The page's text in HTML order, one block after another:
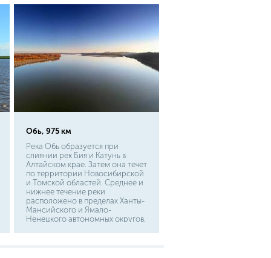
Обь, 975 км
Река Обь образуется при
слиянии рек Бия и Катунь в
Алтайском крае. Затем она течет
по территории Новосибирской
и Томской областей. Среднее и
нижнее течение реки
расположено в пределах Ханты-
Мансийского и Ямало-
Ненецкого автономных округов.